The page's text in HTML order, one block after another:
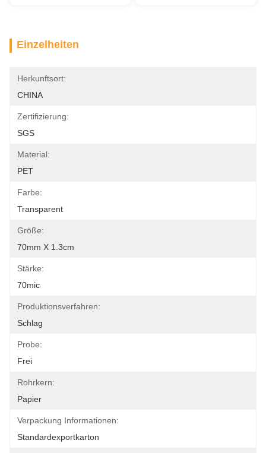
Einzelheiten
Herkunftsort:
CHINA
Zertifizierung:
SGS
Material:
PET
Farbe:
Transparent
Größe:
70mm X 1.3cm
Stärke:
70mic
Produktionsverfahren:
Schlag
Probe:
Frei
Rohrkern:
Papier
Verpackung Informationen:
Standardexportkarton